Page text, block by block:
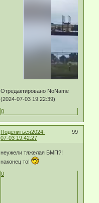
Отредактировано NoName
(2024-07-03 19:22:39)
0
Поделиться 99
2024-
07-03 19:42:27
неужели тяжелая БМП?!
наконец то!
0